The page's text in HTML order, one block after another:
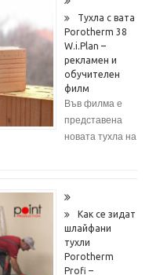
Тухла с вата
Porotherm 38
W.i.Plan –
рекламен и
обучителен
филм
Във филма е
представена
новата тухла на
Как се зидат
шлайфани
тухли
Porotherm
Profi –